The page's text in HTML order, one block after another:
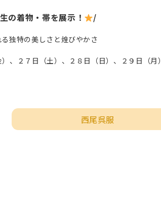
の着物・帯を展示！ /
る独特の美しさと煌びやかさ
、２７日（土）、２８日（日）、２９日（月）
西尾呉服